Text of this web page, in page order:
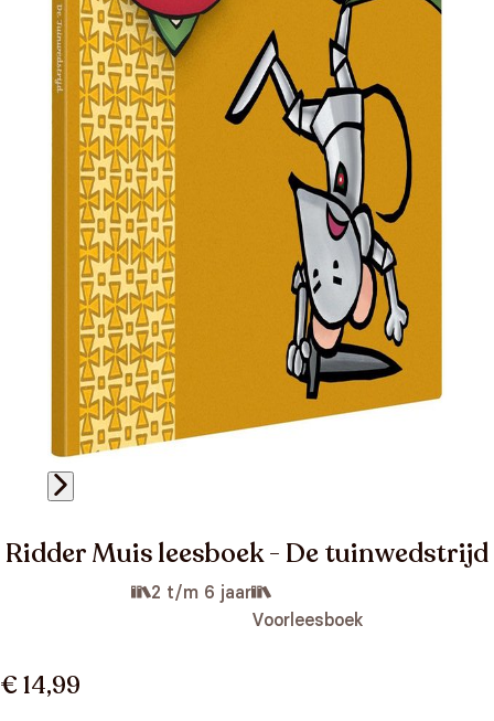
Ridder Muis leesboek - De tuinwedstrijd
2 t/m 6 jaar
Voorleesboek
€ 14,99